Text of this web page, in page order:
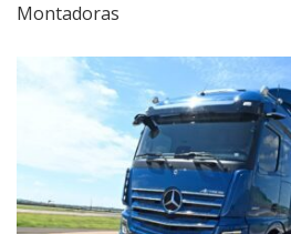
Montadoras